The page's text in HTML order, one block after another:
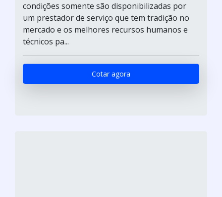
condições somente são disponibilizadas por
um prestador de serviço que tem tradição no
mercado e os melhores recursos humanos e
técnicos pa...
Cotar agora